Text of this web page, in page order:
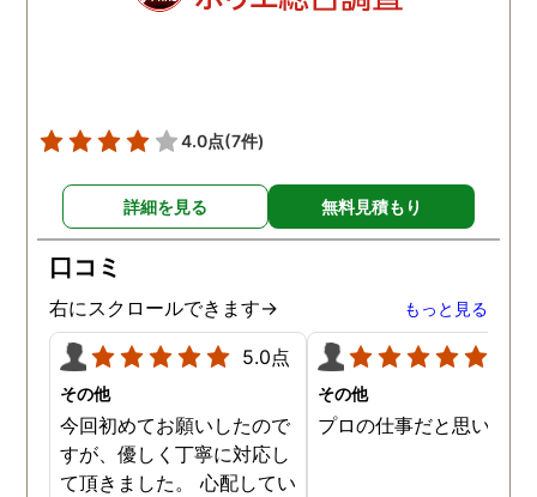
4.0点(7件)
詳細を見る 無料見積もり
口コミ
右にスクロールできます→ もっと見る
5.0点
その他
今回初めてお願いしたので
すが、優しく丁寧に対応し
て頂きました。 心配してい
その他
プロの仕事だと思います